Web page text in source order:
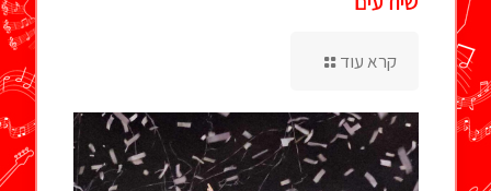
קרא עוד